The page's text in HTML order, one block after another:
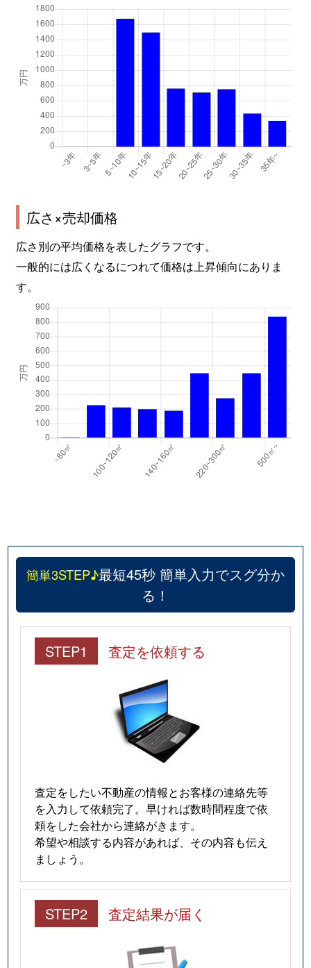
広さ×売却価格
広さ別の平均価格を表したグラフです。
一般的には広くなるにつれて価格は上昇傾向にありま
す。
簡単3STEP♪最短45秒 簡単入力でスグ分か
る！
STEP1 査定を依頼する
査定をしたい不動産の情報とお客様の連絡先等
を入力して依頼完了。早ければ数時間程度で依
頼をした会社から連絡がきます。
希望や相談する内容があれば、その内容も伝え
ましょう。
STEP2 査定結果が届く